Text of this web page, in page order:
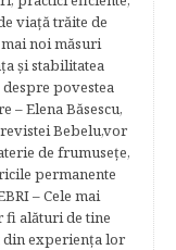
viaţă trăite de
noi măsuri
şi stabilitatea
povestea
– Elena Băsescu,
Bebelu,vor
de frumuseţe,
permanente
– Cele mai
fi alături de tine
din experienţa lor